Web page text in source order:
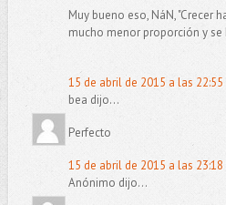
Muy bueno eso, NáN, "Crecer
mucho menor proporción y
15 de abril de 2015 a las 22:55
bea dijo...
Perfecto
15 de abril de 2015 a las 23:18
Anónimo dijo...